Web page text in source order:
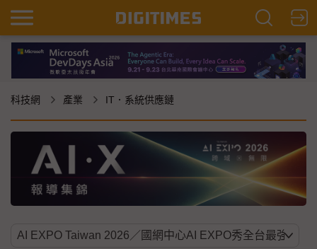
科技網 產業 IT．系統供應鏈